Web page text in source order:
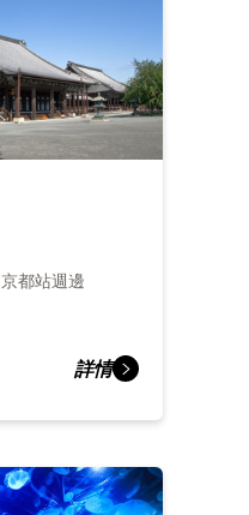
京都站週邊
詳情